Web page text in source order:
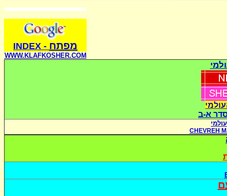
מפתח -
INDEX
WWW.KLAFKOSHER.COM
סדר א-ב
CHEVREH